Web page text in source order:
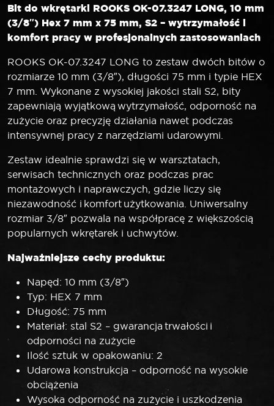
Bit do wkrętarki ROOKS OK-07.3247 LONG, 10 mm
(3/8″) Hex 7 mm x 75 mm, S2 – wytrzymałość i
komfort pracy w profesjonalnych zastosowaniach
ROOKS OK-07.3247 LONG to zestaw dwóch bitów o
rozmiarze 10 mm (3/8″), długości 75 mm i typie HEX
7 mm. Wykonane z wysokiej jakości stali S2, bity
zapewniają wyjątkową wytrzymałość, odporność na
zużycie oraz precyzję działania nawet podczas
intensywnej pracy z narzędziami udarowymi.
Zestaw idealnie sprawdzi się w warsztatach,
serwisach technicznych oraz podczas prac
montażowych i naprawczych, gdzie liczy się
niezawodność i komfort użytkowania. Uniwersalny
rozmiar 3/8″ pozwala na współpracę z większością
popularnych wkrętarek i uchwytów.
Najważniejsze cechy produktu:
Napęd: 10 mm (3/8″)
Typ: HEX 7 mm
Długość: 75 mm
Materiał: stal S2 – gwarancja trwałości i
odporności na zużycie
Ilość sztuk w opakowaniu: 2
Udarowa konstrukcja – odporność na wysokie
obciążenia
Wysoka odporność na zużycie i uszkodzenia